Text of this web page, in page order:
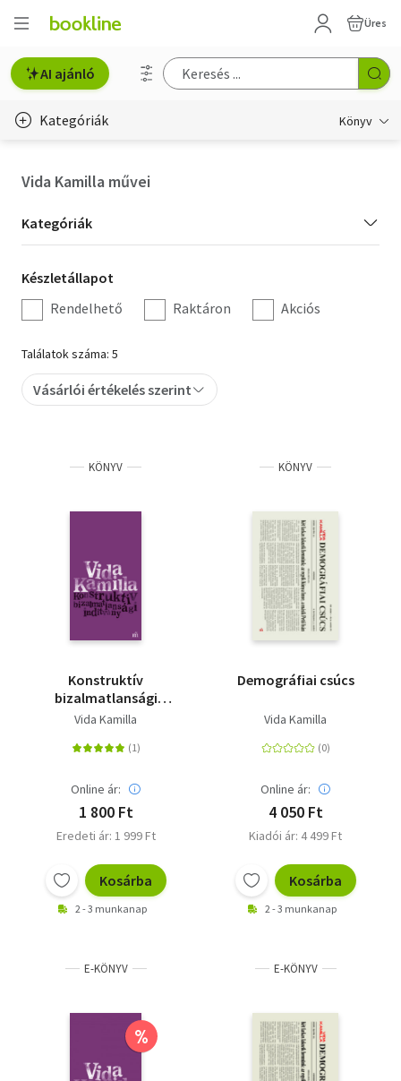
Üres
AI ajánló
Kategóriák Könyv
Hobbi, szabadidő
Irodalom
Művészet
Szakkönyv
Tankönyv, segédkönyv
Társadalomtudomány
Történelem
Vida Kamilla művei
Kategória
szűrés
Kategóriák
Készletállapot
szűrés
Készletállapot
Rendelhető
Raktáron Akciós
Találatok száma: 5
Vásárlói értékelés szerint
KÖNYV
Konstruktív
bizalmatlansági
indítvány
Vida Kamilla
Online ár:
1 800 Ft
Eredeti ár: 1 999 Ft
Kosárba
2 - 3 munkanap
KÖNYV
Demográfiai csúcs
Vida Kamilla
Online ár:
4 050 Ft
Kiadói ár: 4 499 Ft
Kosárba
2 - 3 munkanap
E-KÖNYV
%
E-KÖNYV